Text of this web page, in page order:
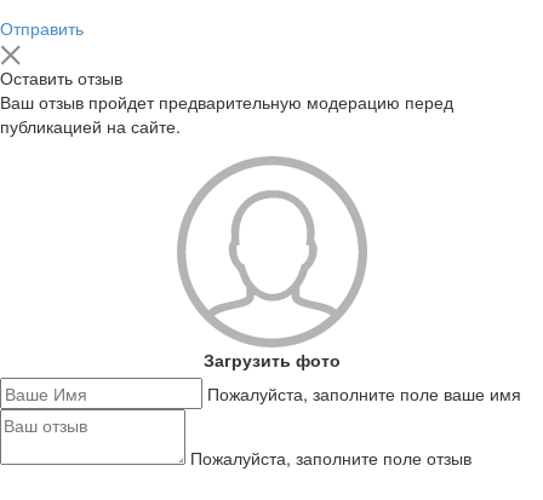
Отправить
Оставить отзыв
Ваш отзыв пройдет предварительную модерацию перед
публикацией на сайте.
Загрузить фото
Пожалуйста, заполните поле ваше имя
Пожалуйста, заполните поле отзыв